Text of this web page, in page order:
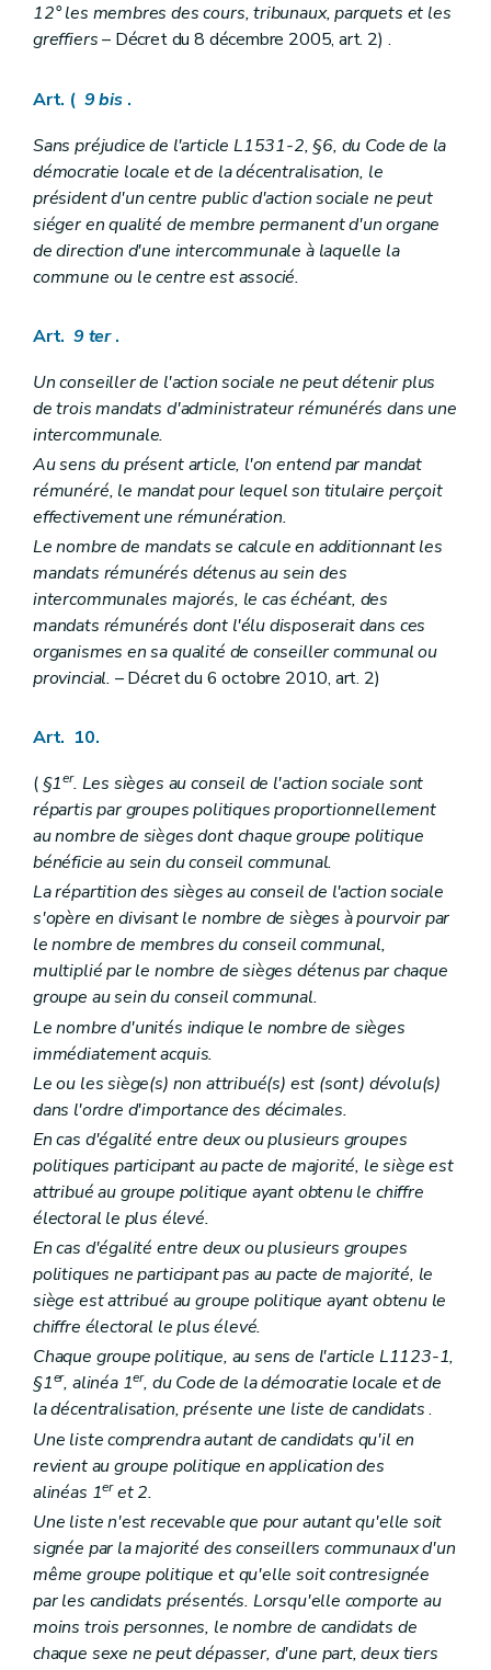
12° les membres des cours, tribunaux, parquets et les
greffiers– Décret du 8 décembre 2005, art. 2) .
Art. ( 9bis .
Sans préjudice de l'article L1531-2, §6, du Code de la
démocratie locale et de la décentralisation, le
président d'un centre public d'action sociale ne peut
siéger en qualité de membre permanent d'un organe
de direction d'une intercommunale à laquelle la
commune ou le centre est associé.
Art. 9ter .
Un conseiller de l'action sociale ne peut détenir plus
de trois mandats d'administrateur rémunérés dans une
intercommunale.
Au sens du présent article, l'on entend par mandat
rémunéré, le mandat pour lequel son titulaire perçoit
effectivement une rémunération.
Le nombre de mandats se calcule en additionnant les
mandats rémunérés détenus au sein des
intercommunales majorés, le cas échéant, des
mandats rémunérés dont l'élu disposerait dans ces
organismes en sa qualité de conseiller communal ou
provincial. – Décret du 6 octobre 2010, art. 2)
Art. 10.
( §1er. Les sièges au conseil de l'action sociale sont
répartis par groupes politiques proportionnellement
au nombre de sièges dont chaque groupe politique
bénéficie au sein du conseil communal.
La répartition des sièges au conseil de l'action sociale
s'opère en divisant le nombre de sièges à pourvoir par
le nombre de membres du conseil communal,
multiplié par le nombre de sièges détenus par chaque
groupe au sein du conseil communal.
Le nombre d'unités indique le nombre de sièges
immédiatement acquis.
Le ou les siège(s) non attribué(s) est (sont) dévolu(s)
dans l'ordre d'importance des décimales.
En cas d'égalité entre deux ou plusieurs groupes
politiques participant au pacte de majorité, le siège est
attribué au groupe politique ayant obtenu le chiffre
électoral le plus élevé.
En cas d'égalité entre deux ou plusieurs groupes
politiques ne participant pas au pacte de majorité, le
siège est attribué au groupe politique ayant obtenu le
chiffre électoral le plus élevé.
Chaque groupe politique, au sens de l'article L1123-1,
§1er, alinéa 1er, du Code de la démocratie locale et de
la décentralisation, présente une liste de candidats.
Une liste comprendra autant de candidats qu'il en
revient au groupe politique en application des
alinéas 1eret 2.
Une liste n'est recevable que pour autant qu'elle soit
signée par la majorité des conseillers communaux d'un
même groupe politique et qu'elle soit contresignée
par les candidats présentés. Lorsqu'elle comporte au
moins trois personnes, le nombre de candidats de
chaque sexe ne peut dépasser, d'une part, deux tiers